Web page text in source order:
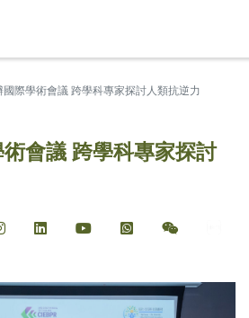
國際學術會議 跨學科專家探討人類抗逆力
會議 跨學科專家探討